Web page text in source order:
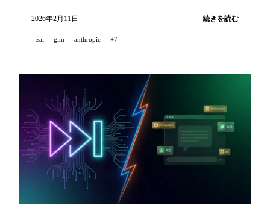
ンパクションとネットワークコンテナを追加、
万ドルを調達。
2026年2月11日 続きを読む
zai glm anthropic +7